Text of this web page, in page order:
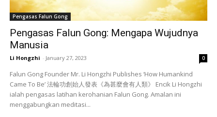
Pengasas Falun Gong
Pengasas Falun Gong: Mengapa Wujudnya
Manusia
Li Hongzhi - January 27, 2023 0
Falun Gong Founder Mr. Li Hongzhi Publishes ‘How Humankind
Came To Be’ 法輪功創始人發表《為甚麼會有人類》 Encik Li Hongzhi
ialah pengasas latihan kerohanian Falun Gong. Amalan ini
menggabungkan meditasi...